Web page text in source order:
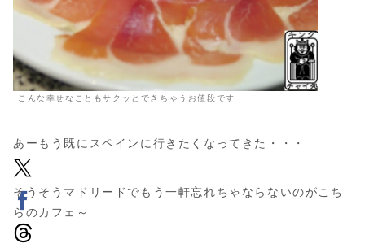
こんな幸せなこともサクッとできちゃうお値段です
あーもう既にスペインに行きたくなってきた・・・
そうそうマドリードでもう一軒忘れちゃならないのがこち
らのカフェ～